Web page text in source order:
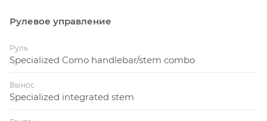
Рулевое управление
Руль
Specialized Como handlebar/stem combo
Вынос
Specialized integrated stem